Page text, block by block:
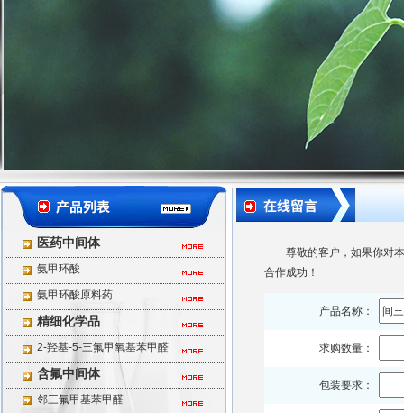
医药中间体
氨甲环酸
氨甲环酸原料药
精细化学品
2-羟基-5-三氟甲氧基苯甲醛
含氟中间体
邻三氟甲基苯甲醛
尊敬的客户，如果你对
合作成功！
产品名称：
求购数量：
包装要求：